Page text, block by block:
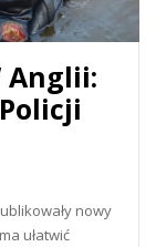
Anglii:
nowy
ułatwić